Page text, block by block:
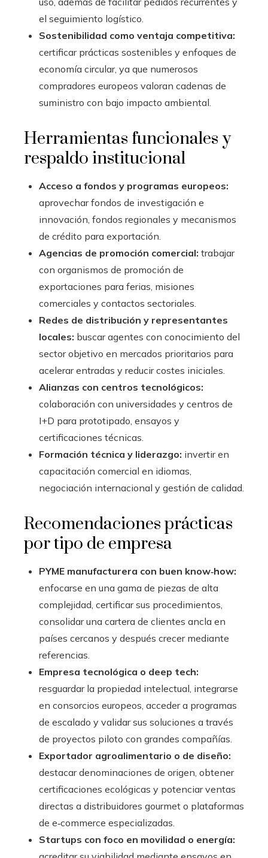
el seguimiento logístico.
Sostenibilidad como ventaja competitiva:
certificar prácticas sostenibles y enfoques de
economía circular, ya que numerosos
compradores europeos valoran cadenas de
suministro con bajo impacto ambiental.
Herramientas funcionales y
respaldo institucional
Acceso a fondos y programas europeos:
aprovechar fondos de investigación e
innovación, fondos regionales y mecanismos
de crédito para exportación.
Agencias de promoción comercial: trabajar
con organismos de promoción de
exportaciones para ferias, misiones
comerciales y contactos sectoriales.
Redes de distribución y representantes
locales: buscar agentes con conocimiento del
sector objetivo en mercados prioritarios para
acelerar entradas y reducir costes iniciales.
Alianzas con centros tecnológicos:
colaboración con universidades y centros de
I+D para prototipado, ensayos y
certificaciones técnicas.
Formación técnica y liderazgo: invertir en
capacitación comercial en idiomas,
negociación internacional y gestión de calidad.
Recomendaciones prácticas
por tipo de empresa
PYME manufacturera con buen know‑how:
enfocarse en una gama de piezas de alta
complejidad, certificar sus procedimientos,
consolidar una cartera de clientes ancla en
países cercanos y después crecer mediante
referencias.
Empresa tecnológica o deep tech:
resguardar la propiedad intelectual, integrarse
en consorcios europeos, acceder a programas
de escalado y validar sus soluciones a través
de proyectos piloto con grandes compañías.
Exportador agroalimentario o de diseño:
destacar denominaciones de origen, obtener
certificaciones ecológicas y potenciar ventas
directas a distribuidores gourmet o plataformas
de e‑commerce especializadas.
Startups con foco en movilidad o energía: